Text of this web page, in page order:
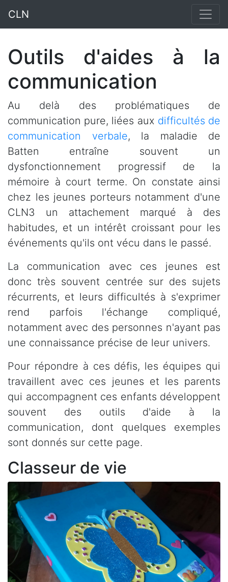
CLN
Outils d'aides à la
communication
Au delà des problématiques de
communication pure, liées aux difficultés de
communication verbale, la maladie de
Batten entraîne souvent un
dysfonctionnement progressif de la
mémoire à court terme. On constate ainsi
chez les jeunes porteurs notamment d'une
CLN3 un attachement marqué à des
habitudes, et un intérêt croissant pour les
événements qu'ils ont vécu dans le passé.
La communication avec ces jeunes est
donc très souvent centrée sur des sujets
récurrents, et leurs difficultés à s'exprimer
rend parfois l'échange compliqué,
notamment avec des personnes n'ayant pas
une connaissance précise de leur univers.
Pour répondre à ces défis, les équipes qui
travaillent avec ces jeunes et les parents
qui accompagnent ces enfants développent
souvent des outils d'aide à la
communication, dont quelques exemples
sont donnés sur cette page.
Classeur de vie